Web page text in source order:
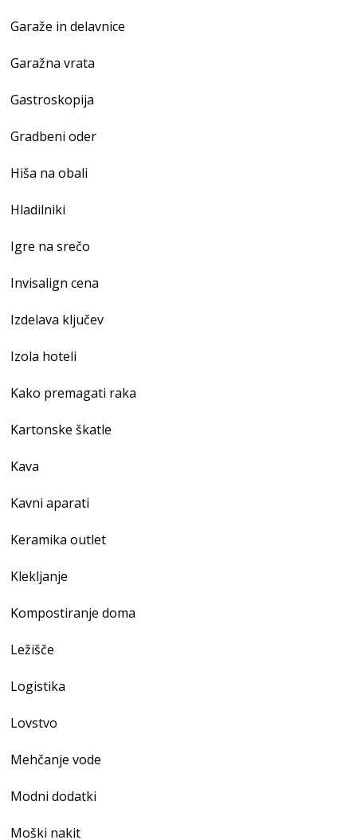
Garaže in delavnice
Garažna vrata
Gastroskopija
Gradbeni oder
Hiša na obali
Hladilniki
Igre na srečo
Invisalign cena
Izdelava ključev
Izola hoteli
Kako premagati raka
Kartonske škatle
Kava
Kavni aparati
Keramika outlet
Klekljanje
Kompostiranje doma
Ležišče
Logistika
Lovstvo
Mehčanje vode
Modni dodatki
Moški nakit